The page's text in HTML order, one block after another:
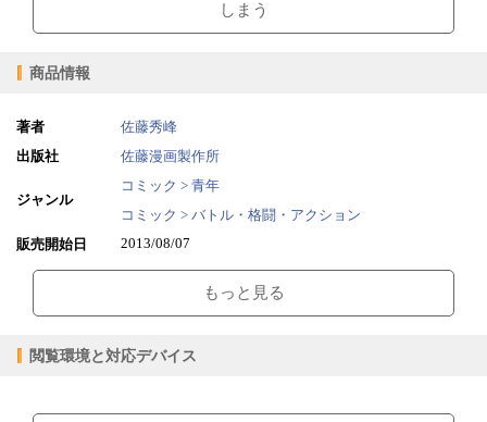
しまう
商品情報
著者
佐藤秀峰
出版社
佐藤漫画製作所
ジャンル
コミック > 青年
コミック > バトル・格闘・アクション
販売開始日
2013/08/07
ファイルサイズ 167.43MB
ダウンロード回数
-
制限なし
もっと見る
閲覧環境と対応デバイス